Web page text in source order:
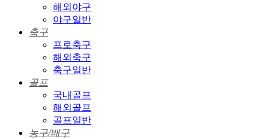
해외야구
야구일반
축구
프로축구
해외축구
축구일반
골프
국내골프
해외골프
골프일반
농구/배구